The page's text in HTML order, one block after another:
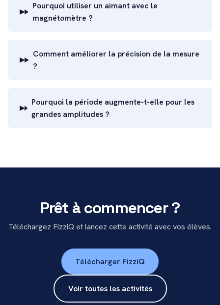
Pourquoi utiliser un aimant avec le
magnétomètre ?
Comment améliorer la précision de la mesure
?
Pourquoi la période augmente-t-elle pour les
grandes amplitudes ?
Prêt à commencer ?
Téléchargez FizziQ et lancez cette activité avec vos élèves.
Télécharger FizziQ
Voir toutes les activités